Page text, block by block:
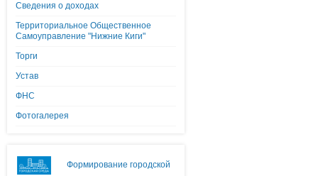
Сведения о доходах
Территориальное Общественное
Самоуправление "Нижние Киги"
Торги
Устав
ФНС
Фотогалерея
Формирование городской